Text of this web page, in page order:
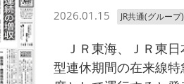
2026.01.15 JR共通(グループ)
ＪＲ東海、ＪＲ東日
型連休期間の在来線